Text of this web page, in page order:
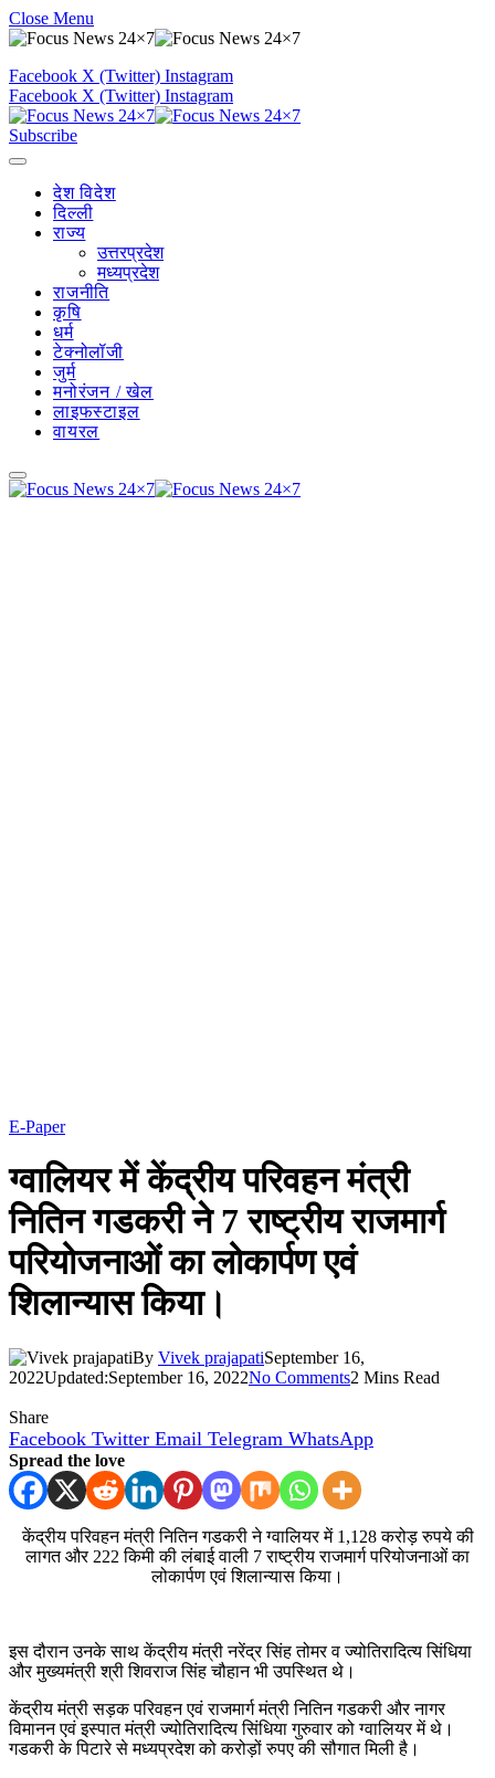
Close Menu
Facebook X (Twitter) Instagram
Facebook X (Twitter) Instagram
Subscribe
देश विदेश
दिल्ली
राज्य
उत्तरप्रदेश
मध्यप्रदेश
राजनीति
कृषि
धर्म
टेक्नोलॉजी
जुर्म
मनोरंजन / खेल
लाइफस्टाइल
वायरल
E-Paper
ग्वालियर में केंद्रीय परिवहन मंत्री
नितिन गडकरी ने 7 राष्ट्रीय राजमार्ग
परियोजनाओं का लोकार्पण एवं
शिलान्यास किया।
By Vivek prajapatiSeptember 16,
2022Updated:September 16, 2022No Comments2 Mins Read
Share
Facebook Twitter Email Telegram WhatsApp
Spread the love
केंद्रीय परिवहन मंत्री नितिन गडकरी ने ग्वालियर में 1,128 करोड़ रुपये की
लागत और 222 किमी की लंबाई वाली 7 राष्ट्रीय राजमार्ग परियोजनाओं का
लोकार्पण एवं शिलान्यास किया।
इस दौरान उनके साथ केंद्रीय मंत्री नरेंद्र सिंह तोमर व ज्योतिरादित्य सिंधिया
और मुख्यमंत्री श्री शिवराज सिंह चौहान भी उपस्थित थे।
केंद्रीय मंत्री सड़क परिवहन एवं राजमार्ग मंत्री नितिन गडकरी और नागर
विमानन एवं इस्पात मंत्री ज्योतिरादित्य सिंधिया गुरुवार को ग्वालियर में थे।
गडकरी के पिटारे से मध्यप्रदेश को करोड़ों रुपए की सौगात मिली है।